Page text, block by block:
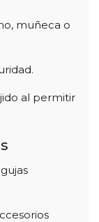
muñeca o
al permitir